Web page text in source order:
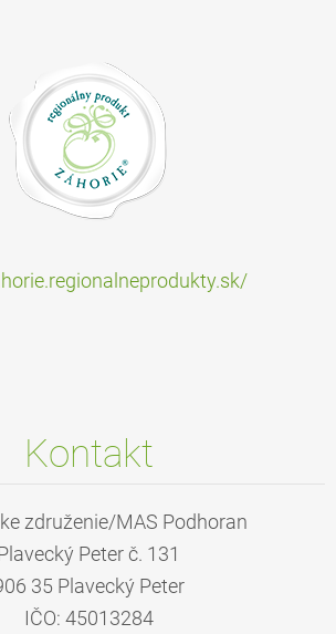
Kontakt
združenie/MAS Podhoran
Plavecký Peter č. 131
35 Plavecký Peter
IČO: 45013284